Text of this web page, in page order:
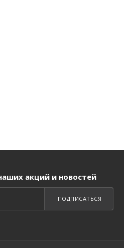
акций и новостей
ПОДПИСАТЬСЯ